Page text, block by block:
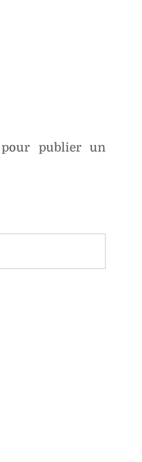
pour publier un